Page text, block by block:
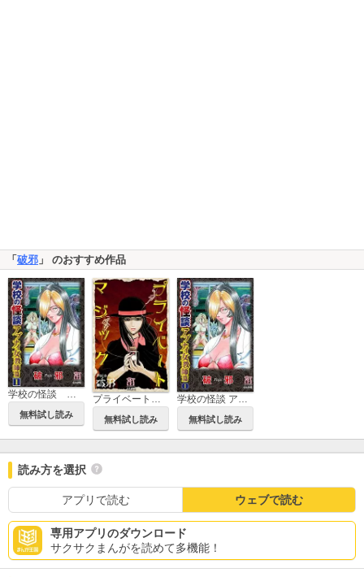
「 破邪 」 のおすすめ作品
学校の怪談 アブナイ女教師篇（分冊版）
無料試し読み
プライベートマジック
無料試し読み
学校の怪談 アブナイ女教師篇
無料試し読み
読み方を選択
アプリで読む ウェブで読む
専用アプリのダウンロード
サクサクまんがを読めて多機能！